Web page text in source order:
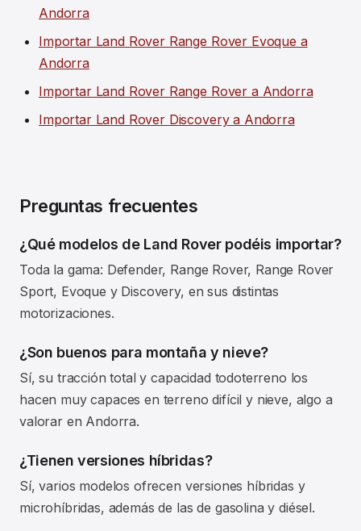
Andorra
Importar Land Rover Range Rover Evoque a
Andorra
Importar Land Rover Range Rover a Andorra
Importar Land Rover Discovery a Andorra
Preguntas frecuentes
¿Qué modelos de Land Rover podéis importar?
Toda la gama: Defender, Range Rover, Range Rover
Sport, Evoque y Discovery, en sus distintas
motorizaciones.
¿Son buenos para montaña y nieve?
Sí, su tracción total y capacidad todoterreno los
hacen muy capaces en terreno difícil y nieve, algo a
valorar en Andorra.
¿Tienen versiones híbridas?
Sí, varios modelos ofrecen versiones híbridas y
microhíbridas, además de las de gasolina y diésel.